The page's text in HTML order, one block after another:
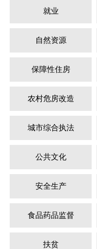
就业
自然资源
保障性住房
农村危房改造
城市综合执法
公共文化
安全生产
食品药品监督
扶贫